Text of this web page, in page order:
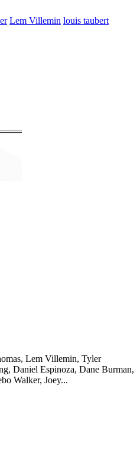
Lem Villemin louis taubert
Lem Villemin, Tyler
Daniel Espinoza, Dane Burman,
Walker, Joey...